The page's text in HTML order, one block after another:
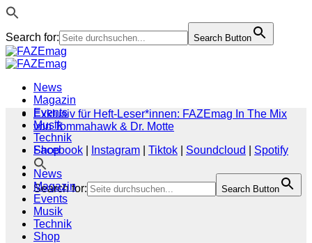
Search for: Search Button
Zum
Inhalt
News
Magazin
Events
Musik
Technik
Shop
Search for: Search Button
Exklusiv für Heft-Leser*innen: FAZEmag In The Mix
von Tommahawk & Dr. Motte
Facebook
Instagram Tiktok Soundcloud
Spotify
News
Magazin
Events
Musik
Technik
Shop